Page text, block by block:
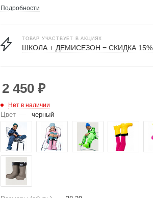
Подробности
ТОВАР УЧАСТВУЕТ В АКЦИЯХ
ШКОЛА + ДЕМИСЕЗОН = СКИДКА 15%
2 450 ₽
Нет в наличии
Цвет — черный